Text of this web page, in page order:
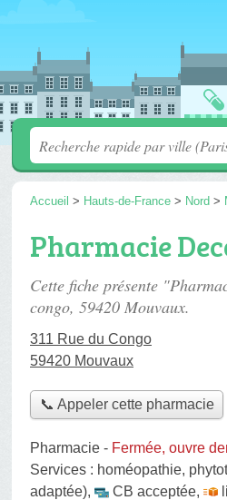
Accueil > Hauts-de-France > Nord >
Pharmacie
Cette fiche présente
congo, 59420 Mouvaux.
311 Rue du Congo
59420 Mouvaux
📞 Appeler cette pharmacie
Pharmacie - Fermée, ouvre
Services : homéopathie,
adaptée), CB acceptée,